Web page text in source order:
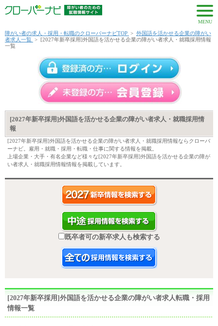
MENU
障がい者の求人・採用・転職のクローバーナビTOP > 外国語を活かせる企業の障がい
者求人一覧 > [2027年新卒採用]外国語を活かせる企業の障がい者求人・就職採用情報
一覧
[2027年新卒採用]外国語を活かせる企業の障がい者求人・就職採用情
報
[2027年新卒採用]外国語を活かせる企業の障がい者求人・就職採用情報ならクローバ
ーナビ。雇用・就職・採用・転職・仕事に関する情報を掲載。
上場企業・大手・有名企業など様々な[2027年新卒採用]外国語を活かせる企業の障が
い者求人・就職採用情報情報を掲載しています。
既卒者可の新卒求人も検索する
[2027年新卒採用]外国語を活かせる企業の障がい者求人転職・採用
情報一覧